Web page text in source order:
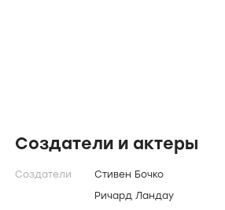
Создатели и актеры
Создатели
Стивен Бочко
Ричард Ландау